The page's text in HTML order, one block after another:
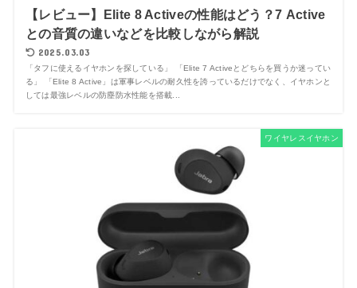
【レビュー】Elite 8 Activeの性能はどう？7 Active
との音質の違いなどを比較しながら解説
2025.03.03
「タフに使えるイヤホンを探している」 「Elite 7 Activeとどちらを買うか迷ってい
る」 「Elite 8 Active」は軍事レベルの耐久性を誇っているだけでなく、イヤホンと
しては最強レベルの防塵防水性能を搭載...
ワイヤレスイヤホン